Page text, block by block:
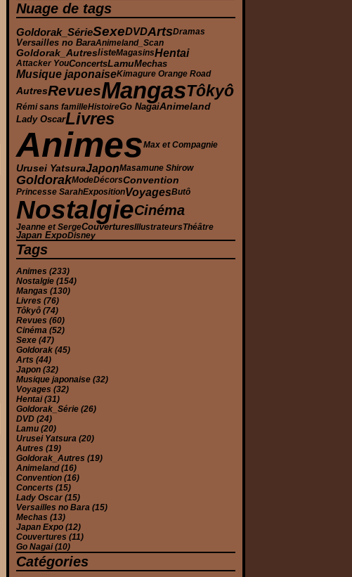
Nuage de tags
Goldorak_SérieSexeDVDArtsDramas
Versailles no BaraAnimeland_Scan
Goldorak_AutreslisteMagasinsHentai
Attacker YouConcertsLamuMechas
Musique japonaiseKimagure Orange Road
AutresRevuesMangasTôkyô
Rémi sans familleHistoireGo NagaiAnimeland
Lady OscarLivres
AnimesMax et Compagnie
Urusei YatsuraJaponMasamune Shirow
GoldorakModeDécorsConvention
Princesse SarahExpositionVoyagesButô
NostalgieCinéma
Jeanne et SergeCouverturesIllustrateursThéâtre
Japan ExpoDisney
Tags
Animes (233)
Nostalgie (154)
Mangas (130)
Livres (76)
Tôkyô (74)
Revues (60)
Cinéma (52)
Sexe (47)
Goldorak (45)
Arts (44)
Japon (32)
Musique japonaise (32)
Voyages (32)
Hentai(31)
Goldorak_Série (26)
DVD (24)
Lamu (20)
Urusei Yatsura (20)
Autres (19)
Goldorak_Autres (19)
Animeland(16)
Convention (16)
Concerts (15)
Lady Oscar (15)
Versailles no Bara (15)
Mechas (13)
Japan Expo (12)
Couvertures (11)
Go Nagai(10)
Catégories